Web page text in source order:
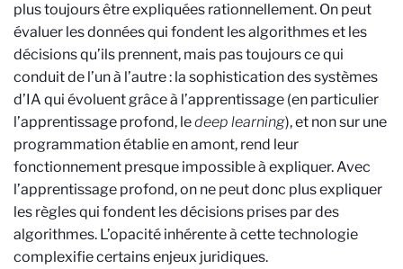
plus toujours être expliquées rationnellement. On peut
évaluer les données qui fondent les algorithmes et les
décisions qu’ils prennent, mais pas toujours ce qui
conduit de l’un à l’autre : la sophistication des systèmes
d’IA qui évoluent grâce à l’apprentissage (en particulier
l’apprentissage profond, ledeep learning), et non sur une
programmation établie en amont, rend leur
fonctionnement presque impossible à expliquer. Avec
l’apprentissage profond, on ne peut donc plus expliquer
les règles qui fondent les décisions prises par des
algorithmes. L’opacité inhérente à cette technologie
complexifie certains enjeux juridiques.